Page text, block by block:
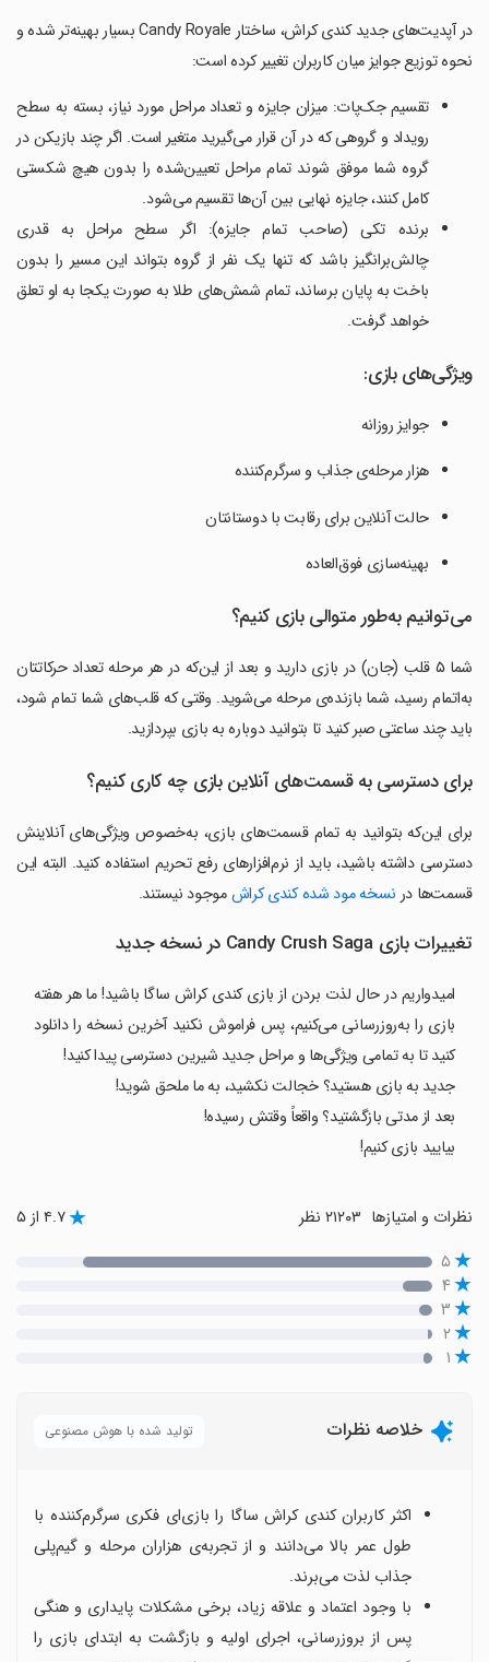
در آپدیت‌های جدید کندی کراش، ساختار Candy Royale بسیار بهینه‌تر شده و
نحوه توزیع جوایز میان کاربران تغییر کرده است:
تقسیم جک‌پات: میزان جایزه و تعداد مراحل مورد نیاز، بسته به سطح
رویداد و گروهی که در آن قرار می‌گیرید متغیر است. اگر چند بازیکن در
گروه شما موفق شوند تمام مراحل تعیین‌شده را بدون هیچ شکستی
کامل کنند، جایزه نهایی بین آن‌ها تقسیم می‌شود.
برنده تکی (صاحب تمام جایزه): اگر سطح مراحل به قدری
چالش‌برانگیز باشد که تنها یک نفر از گروه بتواند این مسیر را بدون
باخت به پایان برساند، تمام شمش‌های طلا به صورت یکجا به او تعلق
خواهد گرفت.
ویژگی‌های بازی:
جوایز روزانه
هزار مرحله‌ی جذاب و سرگرم‌کننده
حالت آنلاین برای رقابت با دوستانتان
بهینه‌سازی فوق‌العاده
می‌توانیم به‌طور متوالی بازی کنیم؟
شما ۵ قلب (جان) در بازی دارید و بعد از این‌که در هر مرحله تعداد حرکاتتان
به‌اتمام رسید، شما بازنده‌ی مرحله می‌شوید. وقتی که قلب‌های شما تمام شود،
باید چند ساعتی صبر کنید تا بتوانید دوباره به بازی بپردازید.
برای دسترسی به قسمت‌های آنلاین بازی چه کاری کنیم؟
برای این‌که بتوانید به تمام قسمت‌های بازی، به‌خصوص ویژگی‌های آنلاینش
دسترسی داشته باشید، باید از نرم‌افزارهای رفع تحریم استفاده کنید. البته این
قسمت‌ها در نسخه مود شده کندی کراشموجود نیستند.
تغییرات بازی Candy Crush Saga در نسخه جدید
امیدواریم در حال لذت بردن از بازی کندی کراش ساگا باشید! ما هر هفته
بازی را به‌روزرسانی می‌کنیم، پس فراموش نکنید آخرین نسخه را دانلود
کنید تا به تمامی ویژگی‌ها و مراحل جدید شیرین دسترسی پیدا کنید!
جدید به بازی هستید؟ خجالت نکشید، به ما ملحق شوید!
بعد از مدتی بازگشتید؟ واقعاً وقتش رسیده!
بیایید بازی کنیم!
نظرات و امتیازها ۴.۷ از ۵
۵
۴
۳
۲
۱
خلاصه نظرات تولید شده با هوش مصنوعی
اکثر کاربران کندی کراش ساگا را بازی‌ای فکری سرگرم‌کننده با
طول عمر بالا می‌دانند و از تجربه‌ی هزاران مرحله و گیم‌پلی
جذاب لذت می‌برند.
با وجود اعتماد و علاقه زیاد، برخی مشکلات پایداری و هنگی
پس از بروزرسانی، اجرای اولیه و بازگشت به ابتدای بازی را